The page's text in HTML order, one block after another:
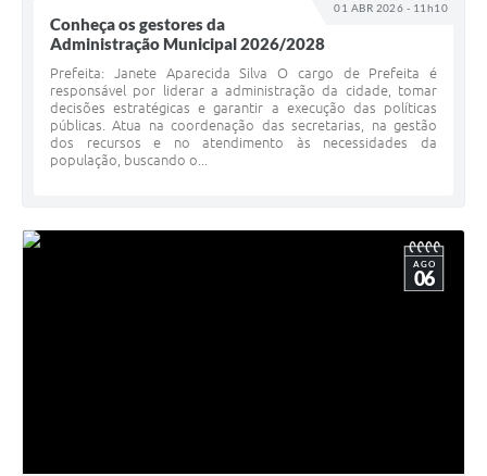
01 ABR 2026 - 11h10
Conheça os gestores da
Administração Municipal 2026/2028
Prefeita: Janete Aparecida Silva O cargo de Prefeita é
responsável por liderar a administração da cidade, tomar
decisões estratégicas e garantir a execução das políticas
públicas. Atua na coordenação das secretarias, na gestão
dos recursos e no atendimento às necessidades da
população, buscando o...
AGO
06